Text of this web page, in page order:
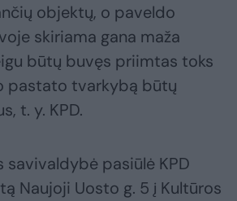
objektų, o paveldo
skiriama gana maža
būtų buvęs priimtas toks
pastato tvarkybą būtų
t. y. KPD.
savivaldybė pasiūlė KPD
Naujoji Uosto g. 5 į Kultūros